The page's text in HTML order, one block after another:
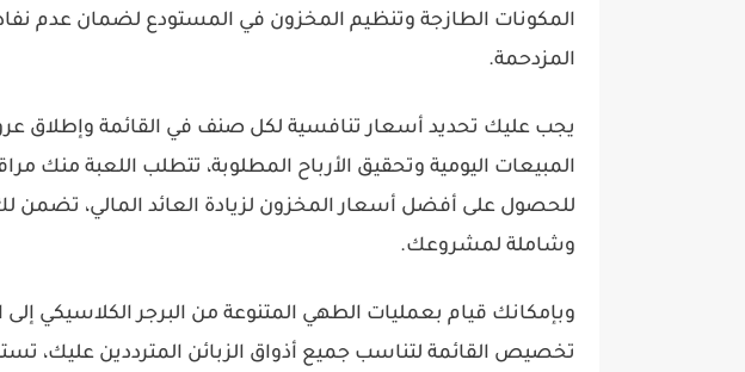
المكونات الطازجة وتنظيم المخزون في المستودع لضمان عدم
المزدحمة.
يجب عليك تحديد أسعار تنافسية لكل صنف في القائمة وإطلاق
المبيعات اليومية وتحقيق الأرباح المطلوبة، تتطلب اللعبة منك
للحصول على أفضل أسعار المخزون لزيادة العائد المالي، تضمن لك
وشاملة لمشروعك.
وبإمكانك قيام بعمليات الطهي المتنوعة من البرجر الكلاسيكي
تخصيص القائمة لتناسب جميع أذواق الزبائن المترددين عليك،